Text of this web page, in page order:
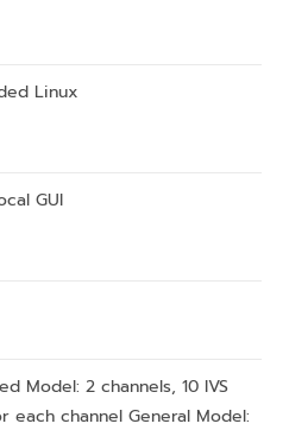
Linux
GUI
Model: 2 channels, 10 IVS
each channel General Model: